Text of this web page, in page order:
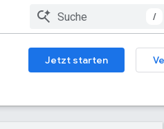
/
Jetzt starten